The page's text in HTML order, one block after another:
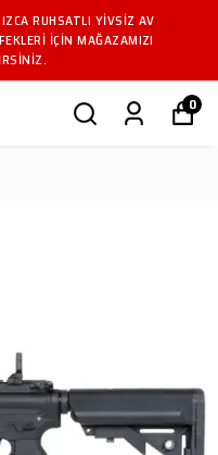
RUHSATLI YIVSIZ AV
IÇIN MAĞAZAMIZI
0